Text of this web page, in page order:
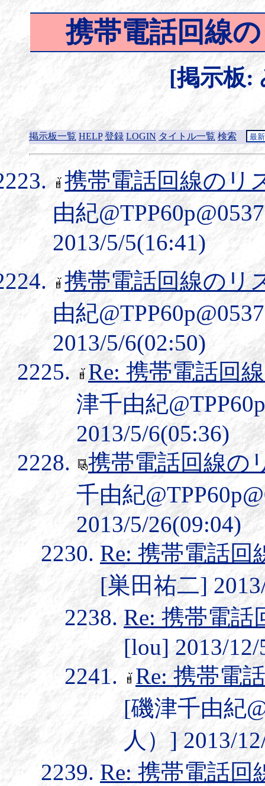
携帯電話回線
[掲示板:
掲示板一覧 HELP 登録 LOGIN タイトル一覧 検索
携帯電話回線のリ
由紀
2013/5/5(16:41)
携帯電話回線のリ
由紀
2013/5/6(02:50)
Re: 携帯電話回
津千由紀
2013/5/6(05:36)
携帯電話回線の
千由紀
2013/5/26(09:04)
Re: 携帯電話
[巣田祐二]
Re: 携帯電
[lou] 2013/12/
Re: 携帯電
[磯津千由紀
人）] 2013/
Re: 携帯電話